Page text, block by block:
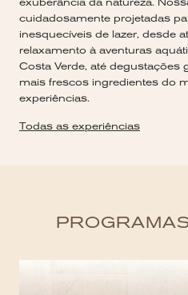
cuidadosamente projetadas
inesquecíveis de lazer, desde
relaxamento à aventuras
Costa Verde, até
mais frescos ingredientes do
experiências.
Todas as experiências